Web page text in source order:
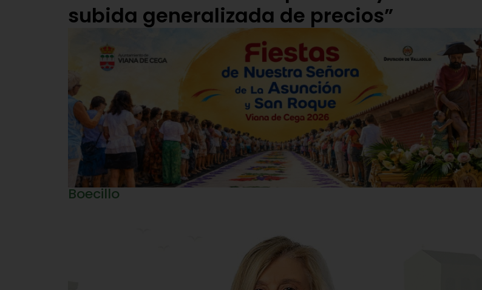
subida generalizada de precios”
Boecillo